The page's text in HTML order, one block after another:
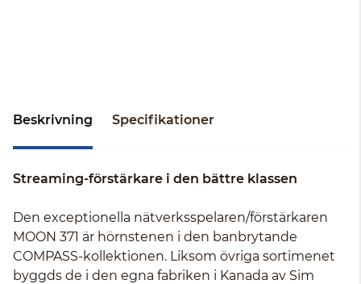
Beskrivning Specifikationer
Streaming-förstärkare i den bättre klassen
Den exceptionella nätverksspelaren/förstärkaren
MOON 371 är hörnstenen i den banbrytande
COMPASS-kollektionen. Liksom övriga sortimenet
byggds de i den egna fabriken i Kanada av Sim